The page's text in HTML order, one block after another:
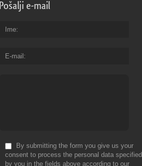
Pošalji e-mail
Ime
E-mail
By submitting the form you give us your
consent to process the personal data specified
by you in the fields above according to our